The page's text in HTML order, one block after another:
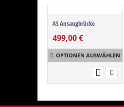
AS Ansaugbrücke
499,00€
OPTIONEN AUSWÄHLEN